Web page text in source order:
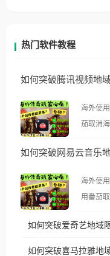
热门软件教程
如何突破腾讯视频地
海外使
茄取消海外地区限制
示语。 海外用户如香港、澳门、台湾、美国、加拿
像其他
仅能在中国大陆
台湾、
如何突破网易云音乐
海外使
用番茄取消海外
播放”的提示语。 海外用户
如何突破爱奇艺地域
如何突破喜马拉雅地